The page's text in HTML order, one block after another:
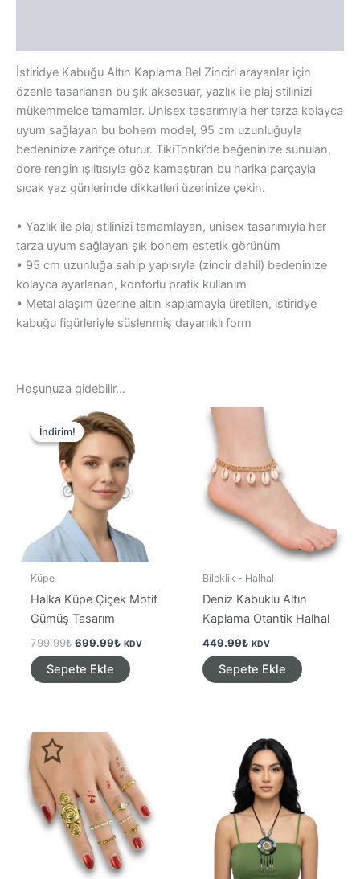
İstiridye Kabuğu Altın Kaplama Bel Zinciri arayanlar için
özenle tasarlanan bu şık aksesuar, yazlık ile plaj stilinizi
mükemmelce tamamlar. Unisex tasarımıyla her tarza kolayca
uyum sağlayan bu bohem model, 95 cm uzunluğuyla
bedeninize zarifçe oturur. TikiTonki’de beğeninize sunulan,
dore rengin ışıltısıyla göz kamaştıran bu harika parçayla
sıcak yaz günlerinde dikkatleri üzerinize çekin.
• Yazlık ile plaj stilinizi tamamlayan, unisex tasarımıyla her
tarza uyum sağlayan şık bohem estetik görünüm
• 95 cm uzunluğa sahip yapısıyla (zincir dahil) bedeninize
kolayca ayarlanan, konforlu pratik kullanım
• Metal alaşım üzerine altın kaplamayla üretilen, istiridye
kabuğu figürleriyle süslenmiş dayanıklı form
Hoşunuza gidebilir…
İndirim!
İndirim!
Küpe
Halka Küpe Çiçek Motif
Gümüş Tasarım
799.99₺ Orijinal
fiyat:
799.99₺.
699.99₺Şu
andaki
fiyat:
699.99₺.
KDV
Sepete Ekle
Bileklik - Halhal
Deniz Kabuklu Altın
Kaplama Otantik Halhal
449.99₺ KDV
Sepete Ekle